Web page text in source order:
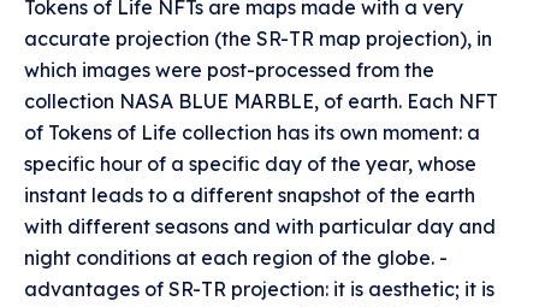
Tokens of Life NFTs are maps made with a very
accurate projection (the SR-TR map projection), in
which images were post-processed from the
collection NASA BLUE MARBLE, of earth. Each NFT
of Tokens of Life collection has its own moment: a
specific hour of a specific day of the year, whose
instant leads to a different snapshot of the earth
with different seasons and with particular day and
night conditions at each region of the globe. -
advantages of SR-TR projection: it is aesthetic; it is